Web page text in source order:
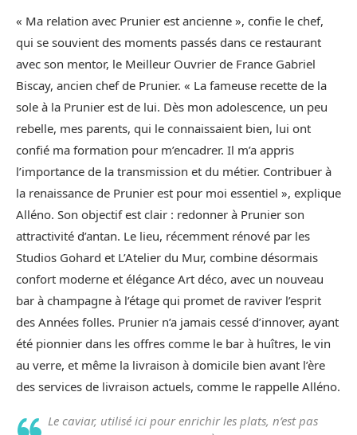
« Ma relation avec Prunier est ancienne », confie le chef,
qui se souvient des moments passés dans ce restaurant
avec son mentor, le Meilleur Ouvrier de France Gabriel
Biscay, ancien chef de Prunier. « La fameuse recette de la
sole à la Prunier est de lui. Dès mon adolescence, un peu
rebelle, mes parents, qui le connaissaient bien, lui ont
confié ma formation pour m’encadrer. Il m’a appris
l’importance de la transmission et du métier. Contribuer à
la renaissance de Prunier est pour moi essentiel », explique
Alléno. Son objectif est clair : redonner à Prunier son
attractivité d’antan. Le lieu, récemment rénové par les
Studios Gohard et L’Atelier du Mur, combine désormais
confort moderne et élégance Art déco, avec un nouveau
bar à champagne à l’étage qui promet de raviver l’esprit
des Années folles. Prunier n’a jamais cessé d’innover, ayant
été pionnier dans les offres comme le bar à huîtres, le vin
au verre, et même la livraison à domicile bien avant l’ère
des services de livraison actuels, comme le rappelle Alléno.
Le caviar, utilisé ici pour enrichir les plats, n’est pas